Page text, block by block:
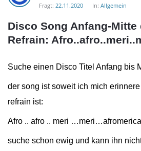
von
WieheisstdasLied.de
Neueste
Fragt: 22.11.2020 In: Allgemein
Disco Song Anfang-Mitte
Refrain:
Suche einen Disco Titel Anfang bis
der song ist soweit ich mich
refrain ist:
Afro .. afro .. meri
suche schon ewig und kann ihn